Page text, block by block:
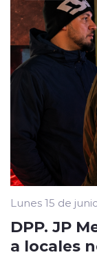
Lunes 15 de
DPP. JP
a locales